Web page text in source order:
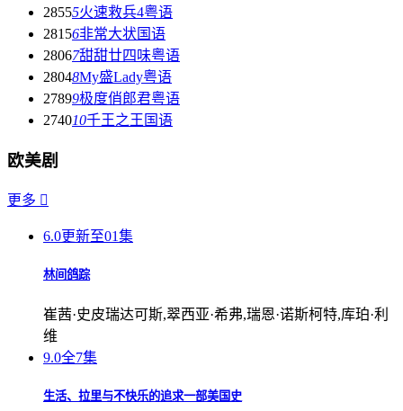
28555火速救兵4粤语
28156非常大状国语
28067甜甜廿四味粤语
28048My盛Lady粤语
27899极度俏郎君粤语
274010千王之王国语
欧美剧
更多 
6.0更新至01集
林间鸽踪
崔茜·史皮瑞达可斯,翠西亚·希弗,瑞恩·诺斯柯特,库珀·利
维
9.0全7集
生活、拉里与不快乐的追求一部美国史